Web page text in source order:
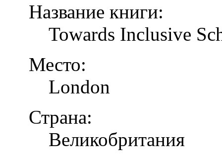
Название книги:
Towards Inclusive
Место:
London
Страна:
Великобритания